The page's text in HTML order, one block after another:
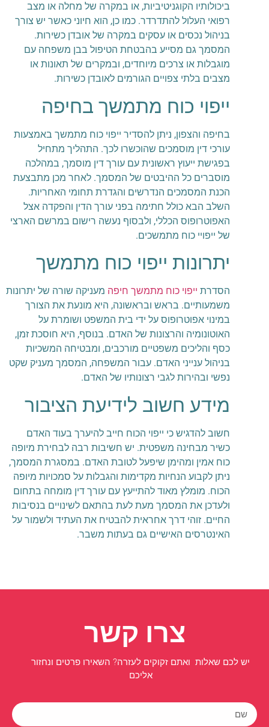
ביכולותיו הקוגניטיביות, או במקרה של מחלה או מצב
רפואי העלול להתדרדר. כמו כן, הוא חיוני כאשר יש צורך
בניהול נכסים או עסקים במקרה של אובדן כשירות.
המסמך גם מסייע בהבטחת הטיפול בבן משפחה עם
מוגבלות או צרכים מיוחדים, ובמקרים של תאונות או
מצבים בלתי צפויים הגורמים לאובדן כשירות.
ייפוי כוח מתמשך בחיפה
בחיפה והצפון, ניתן להסדיר ייפוי כוח מתמשך באמצעות
עורכי דין מוסמכים שהוכשרו לכך. התהליך מתחיל
בפגישת ייעוץ ראשונית עם עורך דין מוסמך, במהלכה
מוסברים כל ההיבטים של המסמך. לאחר מכן מתבצעת
הכנת המסמכים הנדרשים והגדרת תחומי האחריות.
השלב הבא כולל חתימה בפני עורך הדין והפקדה אצל
האפוטרופוס הכללי, ולבסוף נעשה רישום במרשם הארצי
של ייפויי כוח מתמשכים.
יתרונות ייפוי כוח מתמשך
הסדרת ייפוי כוח מתמשך חיפה מעניקה שורה של יתרונות
משמעותיים. בראש ובראשונה, היא מונעת את הצורך
במינוי אפוטרופוס על ידי בית המשפט ושומרת על
האוטונומיה והרצונות של האדם. בנוסף, היא חוסכת זמן,
כסף והליכים משפטיים מורכבים, ומבטיחה המשכיות
בניהול ענייני האדם. עבור המשפחה, המסמך מעניק שקט
נפשי ובהירות לגבי רצונותיו של האדם.
מידע חשוב לידיעת הציבור
חשוב להדגיש כי ייפוי הכוח חייב להיערך בעוד האדם
כשיר מבחינה משפטית. יש חשיבות רבה לבחירת מיופה
כוח אמין ומהימן שיפעל לטובת האדם. במסגרת המסמך,
ניתן לקבוע הנחיות מקדימות והגבלות על סמכויות מיופה
הכוח. מומלץ מאוד להתייעץ עם עורך דין מומחה בתחום
ולעדכן את המסמך מעת לעת בהתאם לשינויים בנסיבות
החיים. זוהי דרך אחראית להבטיח את העתיד ולשמור על
האינטרסים האישיים גם בעתות משבר.
צרו קשר
יש לכם שאלות ואתם זקוקים לעזרה? השאירו פרטים ונחזור
אליכם